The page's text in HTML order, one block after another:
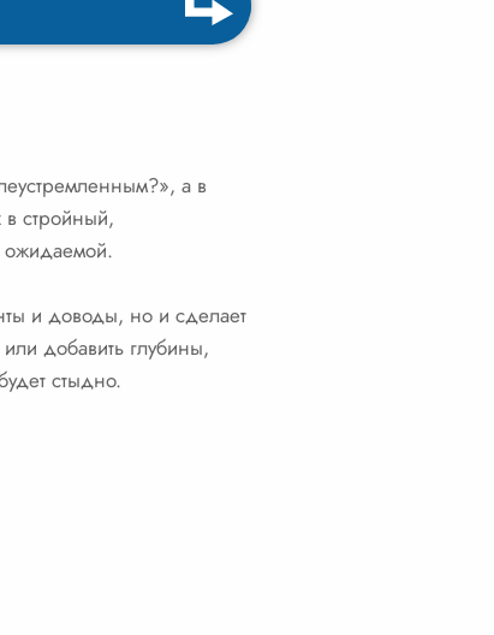
а в
стройный,
ожидаемой.
и доводы, но и сделает
добавить глубины,
стыдно.